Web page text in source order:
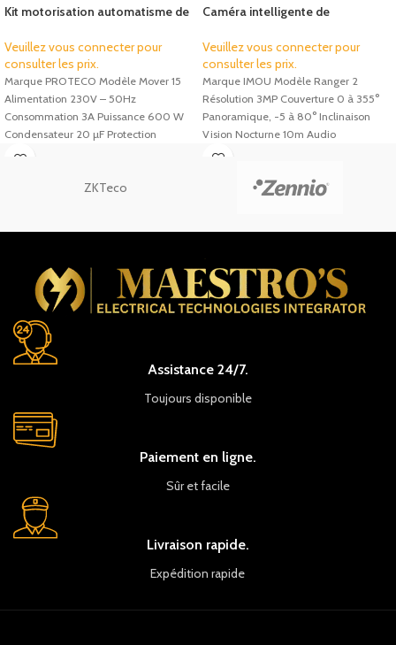
Kit motorisation automatisme de
15
Veuillez vous connecter pour
consulter les prix.
Marque PROTECO Modèle Mover 15
Alimentation 230V – 50Hz
Consommation 3A Puissance 600 W
Condensateur 20 µF Protection
thermique 150°C
Caméra intelligente de
Ranger 2
Veuillez vous connecter pour
consulter les prix.
Marque IMOU Modèle Ranger 2
Résolution 3MP Couverture 0 à 355°
Panoramique, -5 à 80° Inclinaison
Vision Nocturne 10m Audio
ZKTeco
Assistance 24/7.
Toujours disponible
Paiement en ligne.
Sûr et facile
Livraison rapide.
Expédition rapide